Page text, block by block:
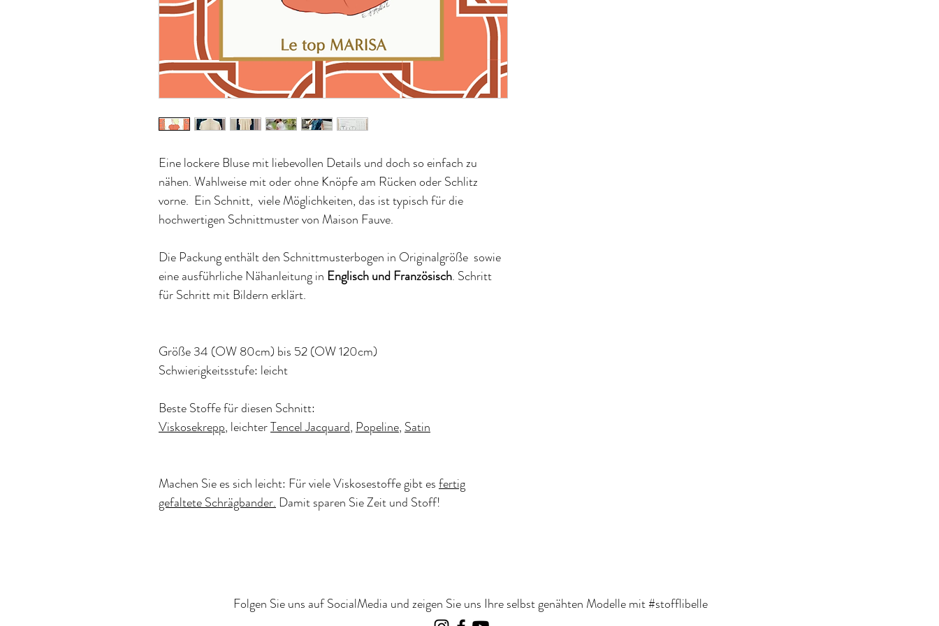
Eine lockere Bluse mit liebevollen Details und doch so einfach zu
nähen. Wahlweise mit oder ohne Knöpfe am Rücken oder Schlitz
vorne. Ein Schnitt, viele Möglichkeiten, das ist typisch für die
hochwertigen Schnittmuster von Maison Fauve.
Die Packung enthält den Schnittmusterbogen in Originalgröße sowie
eine ausführliche Nähanleitung in Englisch und Französisch. Schritt
für Schritt mit Bildern erklärt.
Größe 34 (OW 80cm) bis 52 (OW 120cm)
Schwierigkeitsstufe: leicht
Beste Stoffe für diesen Schnitt:
Viskosekrepp, leichterTencel Jacquard, Popeline, Satin
Machen Sie es sich leicht: Für viele Viskosestoffe gibt esfertig
gefaltete Schrägbander. Damit sparen Sie Zeit und Stoff!
Folgen Sie uns auf SocialMedia und zeigen Sie uns Ihre selbst genähten Modelle mit #stofflibelle